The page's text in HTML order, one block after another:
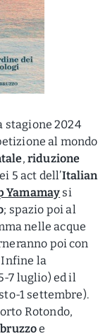
stagione 2024
al mondo
, riduzione
5 act dell’Italian
Yamamay si
; spazio poi al
nelle acque
poi con
Infine la
7 luglio) ed il
1 settembre).
Rotondo,
e